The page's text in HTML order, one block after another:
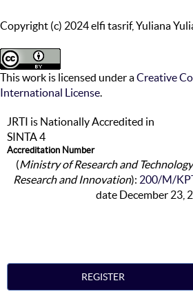
Copyright (c) 2024 elfi tasrif, Yuliana
This work is licensed under aCreative
International License.
JRTI is Nationally Accredited in
SINTA 4
Accreditation Number
(Ministry of Research and
Research and Innovation): 200/M/
date December 23,
REGISTER